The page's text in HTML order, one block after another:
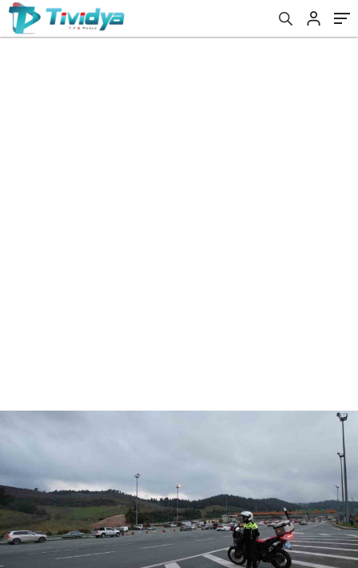
evden
eve
nakliyat